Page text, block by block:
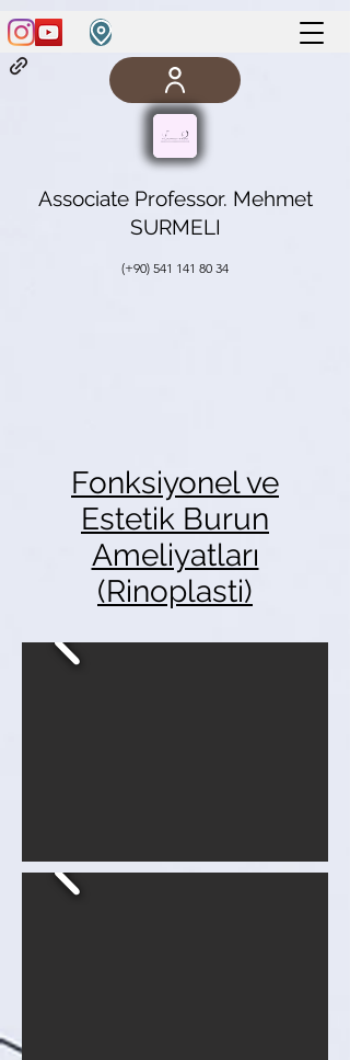
Associate Professor. Mehmet
SURMELI
(+90) 541 141 80 34
Fonksiyonel ve
Estetik Burun
Ameliyatları
(Rinoplasti)